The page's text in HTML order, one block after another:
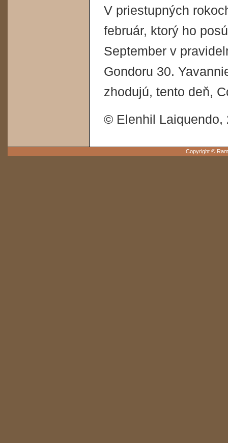
V priestupných
február, ktorý ho
September v
Gondoru 30.
zhodujú, tento deň,
© Elenhil Laiquendo,
Copyright ©